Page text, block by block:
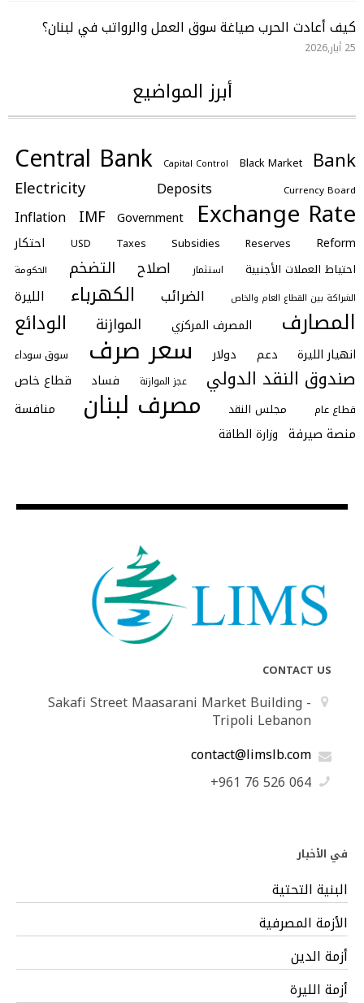
كيف أعادت الحرب صياغة سوق العمل والرواتب في لبنان؟
25 أيار,2026
أبرز المواضيع
Bank
Black Market
Capital Control
Central Bank
Currency Board
Deposits
Electricity
Exchange Rate
Government
IMF
Inflation
Reform
Reserves
Subsidies
Taxes
USD احتكار
احتياط العملات الأجنبية استثمار اصلاح التضخم
الحكومة
الشراكة بين القطاع العام والخاص
الضرائب الكهرباء الليرة
المصارف المصرف المركزي الموازنة الودائع
انهيار الليرة دعم دولار سعر صرف سوق سوداء
صندوق النقد الدولي عجز الموازنة فساد قطاع خاص
قطاع عام مجلس النقد مصرف لبنان
منافسة
منصة صيرفة وزارة الطاقة
CONTACT US
Sakafi Street Maasarani Market Building -
Tripoli Lebanon
contact@limslb.com
+961 76 526 064
في الأخبار
البنية التحتية
الأزمة المصرفية
أزمة الدين
أزمة الليرة